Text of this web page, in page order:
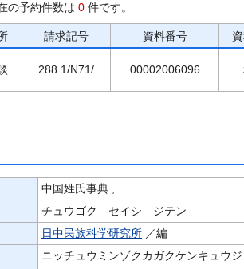
の予約件数は 0 件です。
請求記号 資料番号
288.1/N71/ 00002006096
中国姓氏事典 ,
チュウゴク セイシ ジテン
日中民族科学研究所 ／編
ニッチュウミンゾクカガクケンキュウ